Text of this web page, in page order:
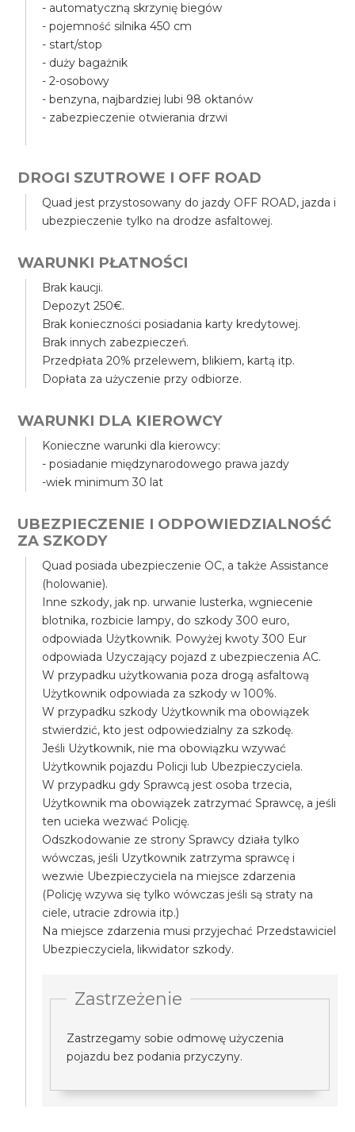
- automatyczną skrzynię biegów
- pojemność silnika 450 cm
- start/stop
- duży bagażnik
- 2-osobowy
- benzyna, najbardziej lubi 98 oktanów
- zabezpieczenie otwierania drzwi
DROGI SZUTROWE I OFF ROAD
Quad jest przystosowany do jazdy OFF ROAD, jazda i
ubezpieczenie tylko na drodze asfaltowej.
WARUNKI PŁATNOŚCI
Brak kaucji.
Depozyt 250€.
Brak konieczności posiadania karty kredytowej.
Brak innych zabezpieczeń.
Przedpłata 20% przelewem, blikiem, kartą itp.
Dopłata za użyczenie przy odbiorze.
WARUNKI DLA KIEROWCY
Konieczne warunki dla kierowcy:
- posiadanie międzynarodowego prawa jazdy
-wiek minimum 30 lat
UBEZPIECZENIE I ODPOWIEDZIALNOŚĆ
ZA SZKODY
Quad posiada ubezpieczenie OC, a także Assistance
(holowanie).
Inne szkody, jak np. urwanie lusterka, wgniecenie
blotnika, rozbicie lampy, do szkody 300 euro,
odpowiada Użytkownik. Powyżej kwoty 300 Eur
odpowiada Uzyczający pojazd z ubezpieczenia AC.
W przypadku użytkowania poza drogą asfaltową
Użytkownik odpowiada za szkody w 100%.
W przypadku szkody Użytkownik ma obowiązek
stwierdzić, kto jest odpowiedzialny za szkodę.
Jeśli Użytkownik, nie ma obowiązku wzywać
Użytkownik pojazdu Policji lub Ubezpieczyciela.
W przypadku gdy Sprawcą jest osoba trzecia,
Użytkownik ma obowiązek zatrzymać Sprawcę, a jeśli
ten ucieka wezwać Policję.
Odszkodowanie ze strony Sprawcy działa tylko
wówczas, jeśli Uzytkownik zatrzyma sprawcę i
wezwie Ubezpieczyciela na miejsce zdarzenia
(Policję wzywa się tylko wówczas jeśli są straty na
ciele, utracie zdrowia itp.)
Na miejsce zdarzenia musi przyjechać Przedstawiciel
Ubezpieczyciela, likwidator szkody.
Zastrzeżenie
Zastrzegamy sobie odmowę użyczenia
pojazdu bez podania przyczyny.